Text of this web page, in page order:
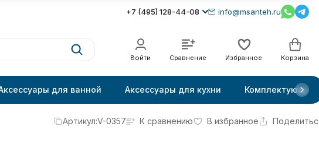
+7 (495) 128-44-08 info@msanteh.ru
Войти Сравнение Избранное Корзина
для ванной Аксессуары для кухни Комплектующие
Артикул:V-0357 К сравнению В избранное